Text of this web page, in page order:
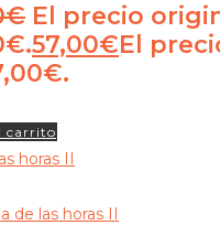
€ El precio
57,00€El
carrito